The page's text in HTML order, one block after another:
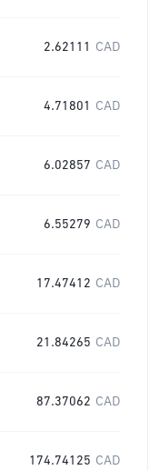
2.62111 CAD
4.71801 CAD
6.02857 CAD
6.55279 CAD
17.47412 CAD
21.84265 CAD
87.37062 CAD
174.74125 CAD